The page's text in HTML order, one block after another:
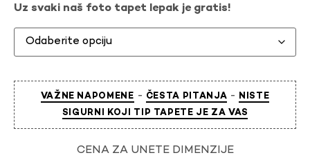
Uz svaki naš foto tapet lepak je gratis!
VAŽNE NAPOMENE - ČESTA PITANJA - NISTE
SIGURNI KOJI TIP TAPETE JE ZA VAS
CENA ZA UNETE DIMENZIJE